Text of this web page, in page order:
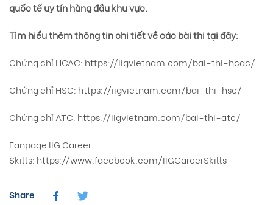
quốc tế uy tín hàng đầu khu vực.
Tìm hiểu thêm thông tin chi tiết về các bài thi tại đây:
Chứng chỉ HCAC: https://iigvietnam.com/bai-thi-hcac/
Chứng chỉ HSC: https://iigvietnam.com/bai-thi-hsc/
Chứng chỉ ATC: https://iigvietnam.com/bai-thi-atc/
Fanpage IIG Career
Skills: https://www.facebook.com/IIGCareerSkills
Share